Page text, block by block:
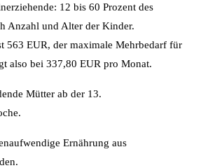
12 bis 60 Prozent des
Anzahl und Alter der Kinder.
563 EUR, der maximale Mehrbedarf für
also bei 337,80 EUR pro Monat.
Mütter ab der 13.
Ernährung aus